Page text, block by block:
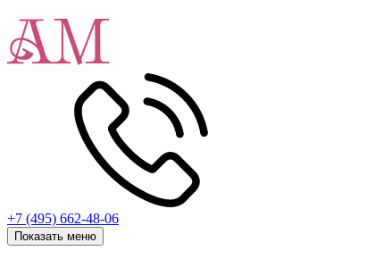
+7 (495) 662-48-06
Показать меню